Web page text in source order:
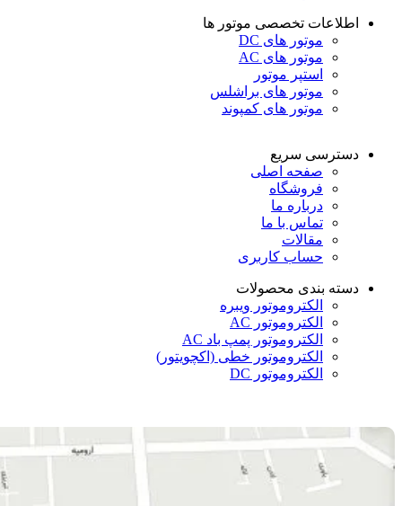
اطلاعات تخصصی موتور ها
موتور های DC
موتور های AC
استپر موتور
موتور های براشلس
موتور های کمپوند
دسترسی سریع
صفحه اصلی
فروشگاه
درباره ما
تماس با ما
مقالات
حساب کاربری
دسته بندی محصولات
الکتروموتور ویبره
الکتروموتور AC
الکتروموتور پمپ باد AC
الکتروموتور خطی (اکچویتور)
الکتروموتور DC